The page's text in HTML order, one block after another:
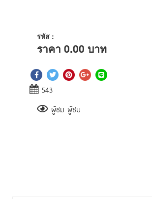
รหัส :
ราคา 0.00 บาท
543
ผู้ชม ผู้ชม